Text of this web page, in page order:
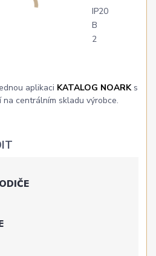
IP20
B
2
aplikaci KATALOG NOARKs
centrálním skladu výrobce.